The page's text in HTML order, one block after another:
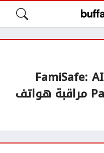
مراجعة تطبيق: FamiSafe: AI
Parental Control مراقبة هواتف